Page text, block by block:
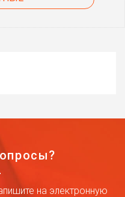
на электронную